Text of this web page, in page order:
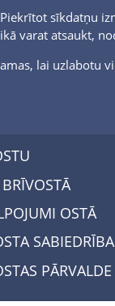
sīkdatņu
varat atsaukt,
lai uzlabotu
OSTĀ
PĀRVALDE